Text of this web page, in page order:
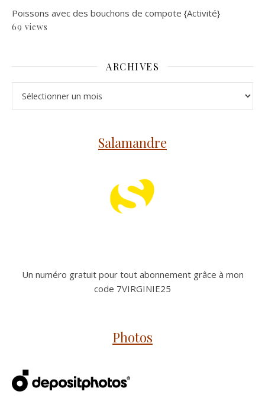
Poissons avec des bouchons de compote {Activité}
69 views
ARCHIVES
Salamandre
Un numéro gratuit pour tout abonnement grâce à mon
code 7VIRGINIE25
Photos